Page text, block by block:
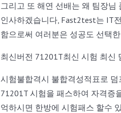
그리고 또 해연 선배는 왜 팀장님
인사하겠습니다, Fast2test는 IT
함으로써 여러분은 성공도 선택
최신버전 71201T최신 시험 최신
시험불합격시 불합격성적표로
71201T 시험을 패스하여 자격증
억하시면 한방에 시험패스 할수